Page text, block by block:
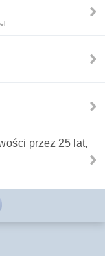
przez 25 lat,